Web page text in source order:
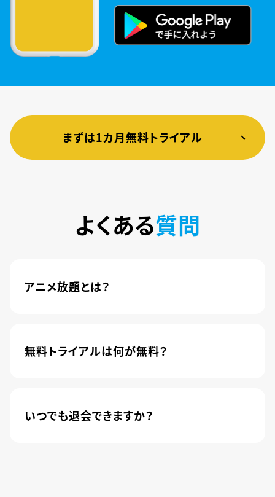
まずは1カ月無料トライアル
よくある質問
アニメ放題とは？
されました。
無料トライアルは何が無料？
いつでも退会できますか？